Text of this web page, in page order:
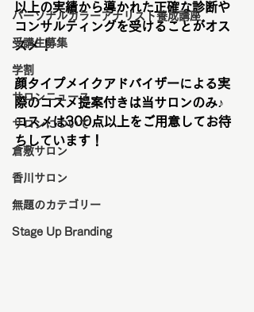
パーソナルカラーアナリスト養成講座
受講生募集
学割
サロンニュース
サロンについて
倉敷サロン
香川サロン
無題のカテゴリー
Stage Up Branding
以上の実績から導かれた正確な診断や
コンサルティングを受けることがオス
スメ！
顔タイプメイクアドバイザーによる実
際のコスメ提案付きは当サロンのみ♪
コスメは300点以上をご用意してお待
ちしています！